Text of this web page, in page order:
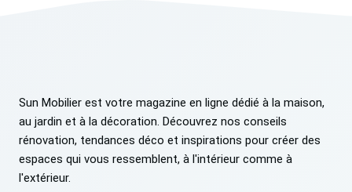
Sun Mobilier est votre magazine en ligne dédié à la maison,
au jardin et à la décoration. Découvrez nos conseils
rénovation, tendances déco et inspirations pour créer des
espaces qui vous ressemblent, à l'intérieur comme à
l'extérieur.